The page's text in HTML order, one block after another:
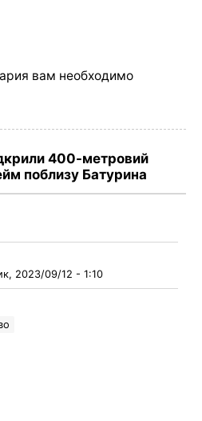
вам необходимо
400-метровий
поблизу Батурина
2023/09/12 - 1:10